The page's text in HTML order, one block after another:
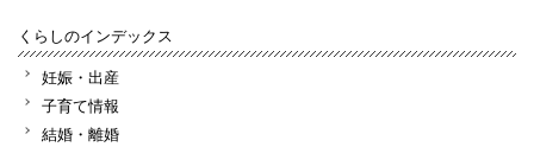
くらしのインデックス
妊娠・出産
子育て情報
結婚・離婚